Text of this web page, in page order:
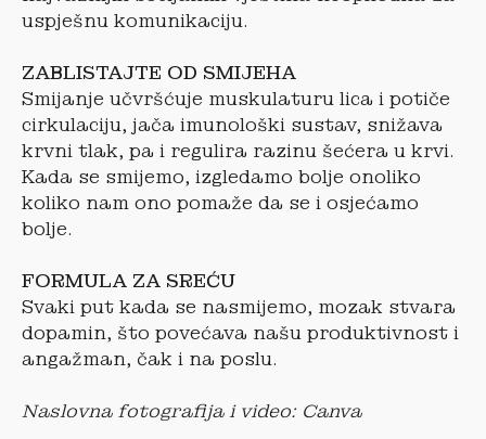
uspješnu komunikaciju.
ZABLISTAJTE OD SMIJEHA
Smijanje učvršćuje muskulaturu lica i potiče
cirkulaciju, jača imunološki sustav, snižava
krvni tlak, pa i regulira razinu šećera u krvi.
Kada se smijemo, izgledamo bolje onoliko
koliko nam ono pomaže da se i osjećamo
bolje.
FORMULA ZA SREĆU
Svaki put kada se nasmijemo, mozak stvara
dopamin, što povećava našu produktivnost i
angažman, čak i na poslu.
Naslovna fotografija i video: Canva